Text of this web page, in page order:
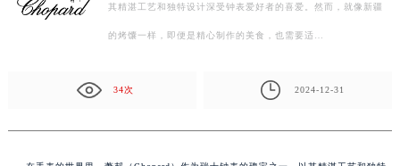
其精湛工艺和独特设计深受钟表爱好者的喜爱。然而，就像新疆
的烤馕一样，即便是精心制作的美食，也需要适…
34次 2024-12-31